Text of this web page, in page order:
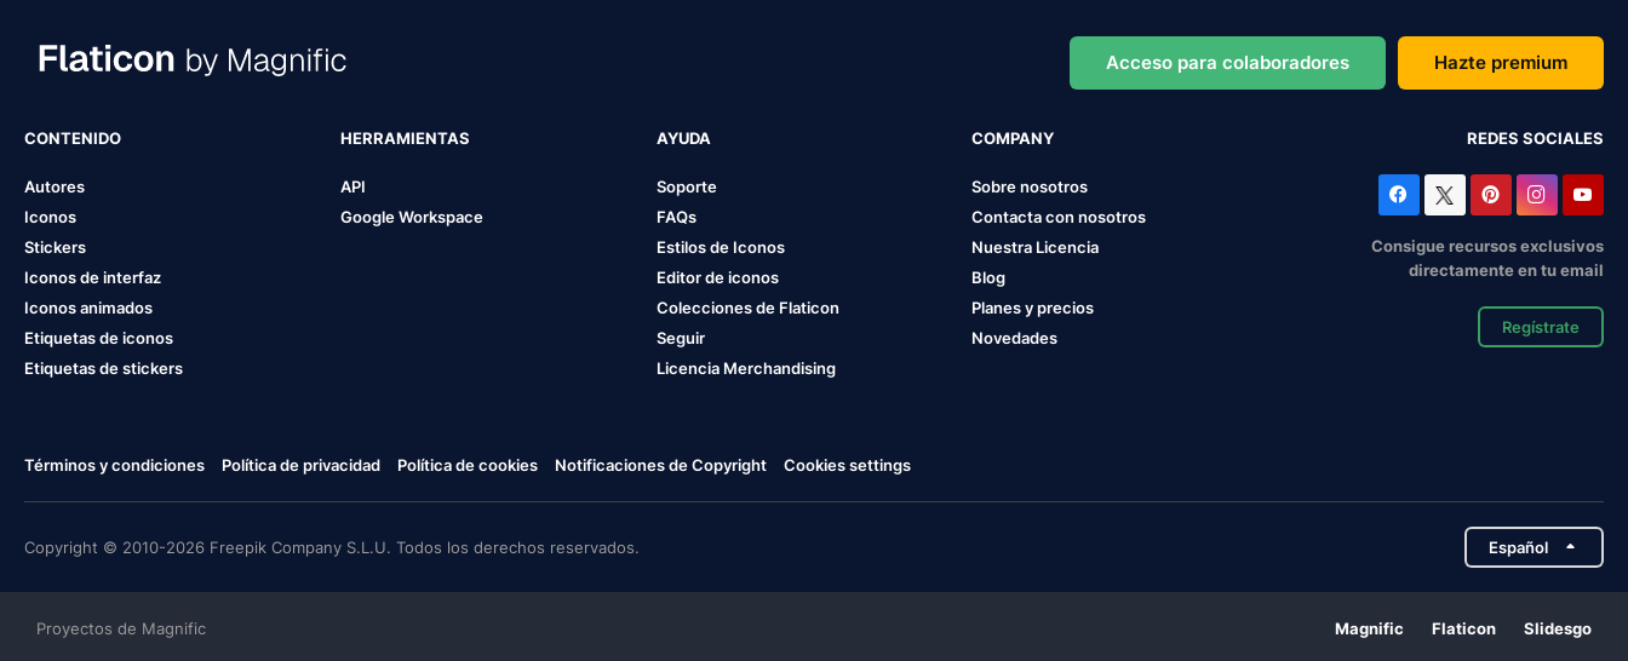
Acceso para colaboradores Hazte premium
CONTENIDO
Autores
Iconos
Stickers
Iconos de interfaz
Iconos animados
Etiquetas de iconos
Etiquetas de stickers
HERRAMIENTAS
API
Google Workspace
AYUDA
Soporte
FAQs
Estilos de Iconos
Editor de iconos
Colecciones de Flaticon
Seguir
Licencia Merchandising
COMPANY
Sobre nosotros
Contacta con nosotros
Nuestra Licencia
Blog
Planes y precios
Novedades
REDES SOCIALES
Consigue recursos exclusivos
directamente en tu email
Regístrate
Términos y condiciones Política de privacidad Política de cookies Notificaciones de Copyright Cookies settings
Copyright © 2010-2026 Freepik Company S.L.U. Todos los derechos reservados. Español
Proyectos de Magnific Magnific Flaticon Slidesgo